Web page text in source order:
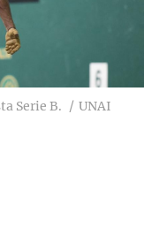
Serie B.
UNAI